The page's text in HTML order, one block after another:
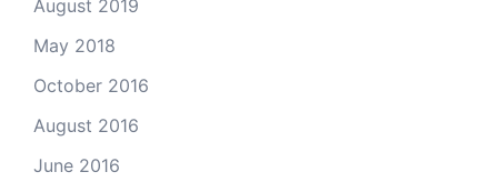
August 2019
May 2018
October 2016
August 2016
June 2016